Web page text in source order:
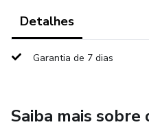
tempo, a usar sua história
levariam anos para
demandas - será produzido
Detalhes
Garantia de 7 dias
Saiba mais sobre